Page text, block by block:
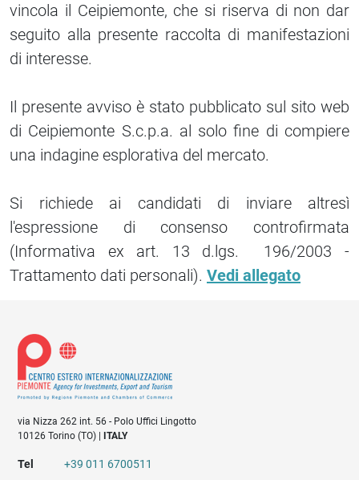
vincola il Ceipiemonte, che si riserva di non dar
seguito alla presente raccolta di manifestazioni
di interesse.
Il presente avviso è stato pubblicato sul sito web
di Ceipiemonte S.c.p.a. al solo fine di compiere
una indagine esplorativa del mercato.
Si richiede ai candidati di inviare altresì
l'espressione di consenso controfirmata
(Informativa ex art. 13 d.lgs. 196/2003 -
Trattamento dati personali). Vedi allegato
via Nizza 262 int. 56 - Polo Uffici Lingotto
10126 Torino (TO) |
ITALY
Tel
+39 011 6700511